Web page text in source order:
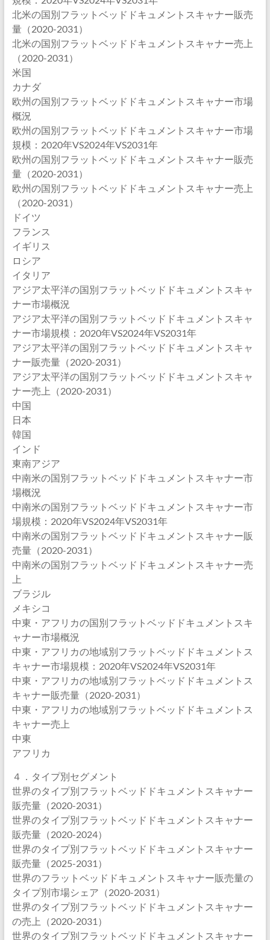
北米の国別フラットベッドドキュメントスキャナー販売
量（2020-2031）
北米の国別フラットベッドドキュメントスキャナー売上
（2020-2031）
米国
カナダ
欧州の国別フラットベッドドキュメントスキャナー市場
概況
欧州の国別フラットベッドドキュメントスキャナー市場
規模：2020年VS2024年VS2031年
欧州の国別フラットベッドドキュメントスキャナー販売
量（2020-2031）
欧州の国別フラットベッドドキュメントスキャナー売上
（2020-2031）
ドイツ
フランス
イギリス
ロシア
イタリア
アジア太平洋の国別フラットベッドドキュメントスキャ
ナー市場概況
アジア太平洋の国別フラットベッドドキュメントスキャ
ナー市場規模：2020年VS2024年VS2031年
アジア太平洋の国別フラットベッドドキュメントスキャ
ナー販売量（2020-2031）
アジア太平洋の国別フラットベッドドキュメントスキャ
ナー売上（2020-2031）
中国
日本
韓国
インド
東南アジア
中南米の国別フラットベッドドキュメントスキャナー市
場概況
中南米の国別フラットベッドドキュメントスキャナー市
場規模：2020年VS2024年VS2031年
中南米の国別フラットベッドドキュメントスキャナー販
売量（2020-2031）
中南米の国別フラットベッドドキュメントスキャナー売
上
ブラジル
メキシコ
中東・アフリカの国別フラットベッドドキュメントスキ
ャナー市場概況
中東・アフリカの地域別フラットベッドドキュメントス
キャナー市場規模：2020年VS2024年VS2031年
中東・アフリカの地域別フラットベッドドキュメントス
キャナー販売量（2020-2031）
中東・アフリカの地域別フラットベッドドキュメントス
キャナー売上
中東
アフリカ
４．タイプ別セグメント
世界のタイプ別フラットベッドドキュメントスキャナー
販売量（2020-2031）
世界のタイプ別フラットベッドドキュメントスキャナー
販売量（2020-2024）
世界のタイプ別フラットベッドドキュメントスキャナー
販売量（2025-2031）
世界のフラットベッドドキュメントスキャナー販売量の
タイプ別市場シェア（2020-2031）
世界のタイプ別フラットベッドドキュメントスキャナー
の売上（2020-2031）
世界のタイプ別フラットベッドドキュメントスキャナー